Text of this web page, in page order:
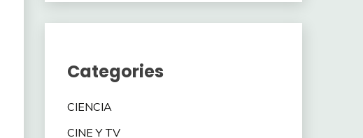
Categories
CIENCIA
CINE Y TV